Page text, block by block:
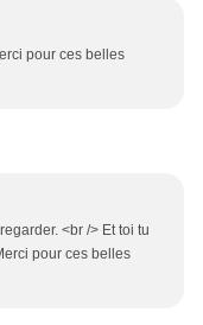
pour ces belles
<br /> Et toi tu
pour ces belles